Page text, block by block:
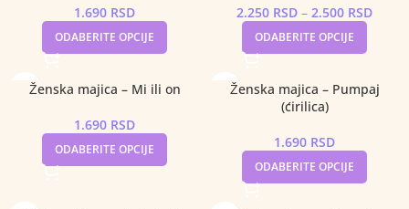
1.690 RSD
ODABERITE OPCIJE
2.250 RSD – 2.500 RSD
ODABERITE OPCIJE
Ženska majica – Mi ili on
1.690 RSD
ODABERITE OPCIJE
Ženska majica – Pumpaj
(ćirilica)
1.690 RSD
ODABERITE OPCIJE